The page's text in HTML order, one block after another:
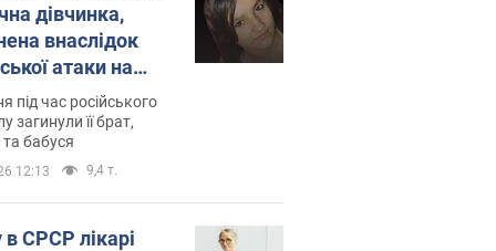
дівчинка,
внаслідок
атаки на
Фото
під час російського
загинули її брат,
та бабуся
12:13 9,4 т.
СРСР лікарі